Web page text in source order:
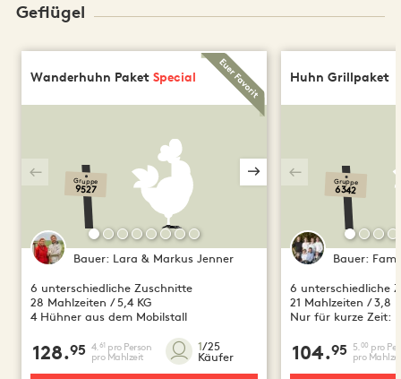
Geflügel
Wanderhuhn PaketSpecial
Gruppe
9527
Bauer: Lara & Markus Jenner
6 unterschiedliche Zuschnitte
28 Mahlzeiten / 5,4 KG
4 Hühner aus dem Mobilstall
128.95 4. 61 pro Person
pro Mahlzeit
1/25
Käufer
Huhn Grillpaket
Gruppe
6342
Bauer:
6 unterschiedliche
21 Mahlzeiten / 3,8
Nur für kurze Zeit:
104.95 5. 00 pro
pro